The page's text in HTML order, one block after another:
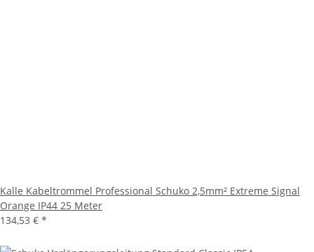
Kalle Kabeltrommel Professional Schuko 2,5mm² Extreme Signal
Orange IP44 25 Meter
134,53 € *